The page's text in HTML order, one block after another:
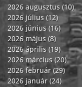
2026 augusztus (10)
2026 július (12)
2026 június (16)
2026 május (8)
2026 április (19)
2026 március (20)
2026 február (29)
2026 január (24)